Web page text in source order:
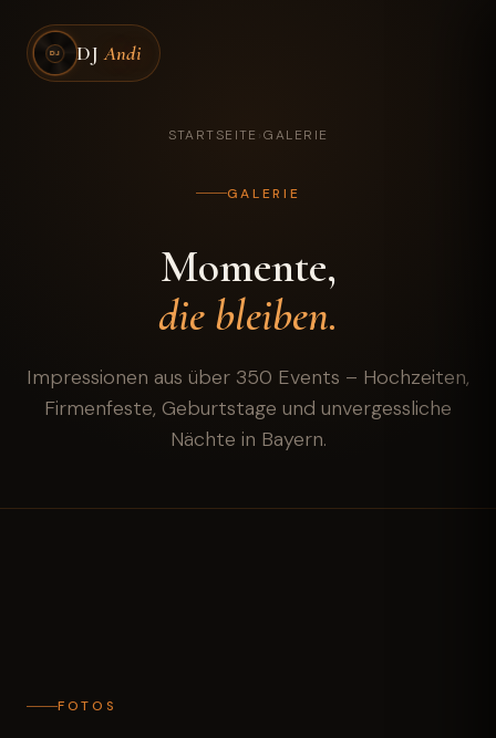
DJ DJAndi
STARTSEITE ›GALERIE
GALERIE
Momente,
die bleiben.
Impressionen aus über 350 Events – Hochzeiten,
Firmenfeste, Geburtstage und unvergessliche
Nächte in Bayern.
FOTOS